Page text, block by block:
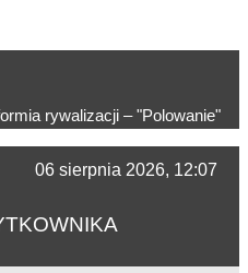
rywalizacji – "Polowanie"
06 sierpnia 2026, 12:07